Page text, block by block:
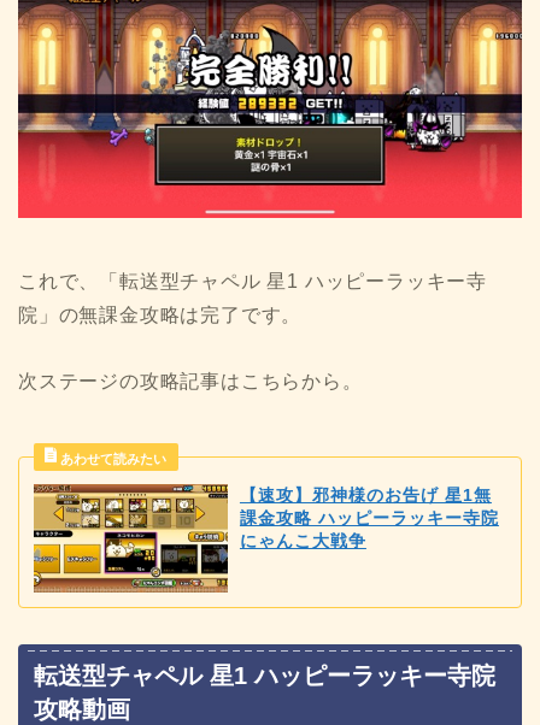
これで、「転送型チャペル 星1 ハッピーラッキー寺
院」の無課金攻略は完了です。
次ステージの攻略記事はこちらから。
【速攻】邪神様のお告げ 星1無
課金攻略 ハッピーラッキー寺院
にゃんこ大戦争
転送型チャペル 星1 ハッピーラッキー寺院
攻略動画